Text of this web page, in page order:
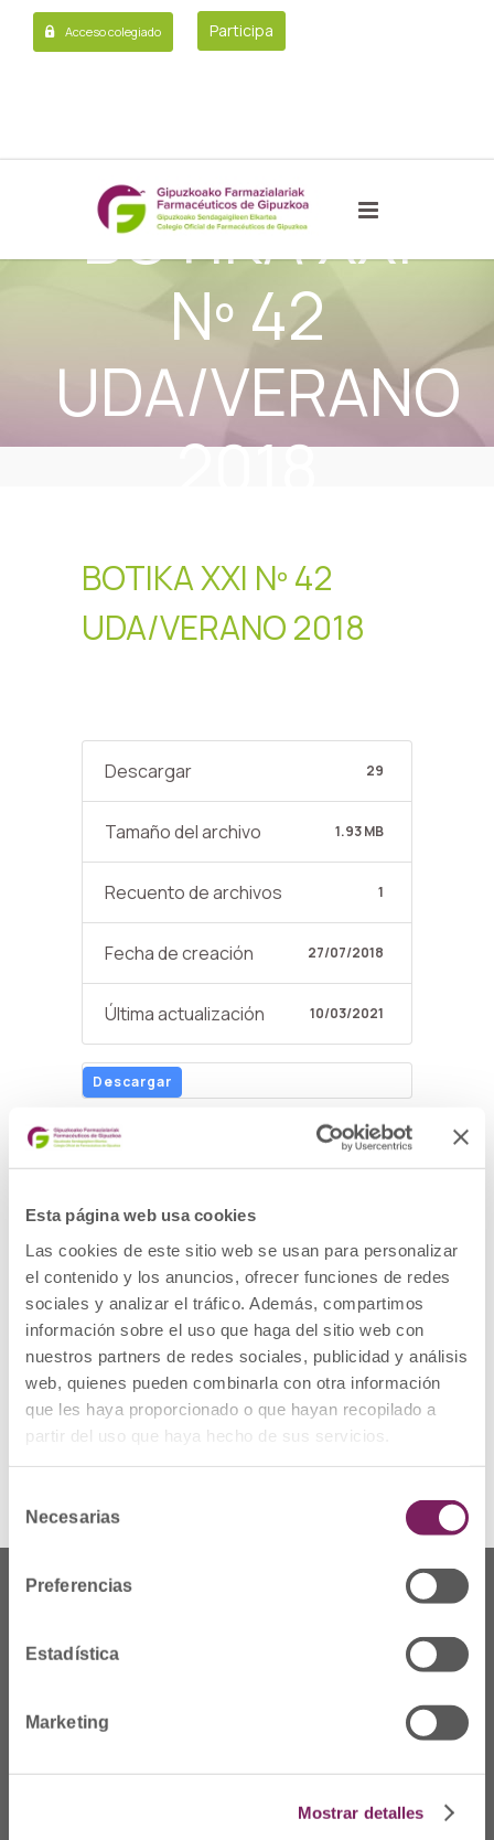
Esta página web usa cookies
Las cookies de este sitio web se usan para personalizar
el contenido y los anuncios, ofrecer funciones de redes
sociales y analizar el tráfico. Además, compartimos
información sobre el uso que haga del sitio web con
nuestros partners de redes sociales, publicidad y análisis
web, quienes pueden combinarla con otra información
que les haya proporcionado o que hayan recopilado a
partir del uso que haya hecho de sus servicios.
consentimiento
Necesarias
Preferencias
Estadística
Marketing
Mostrar detalles
Acceso colegiado Participa
BOTIKA XXI
Nº 42
UDA/VERANO
2018
BOTIKA XXI Nº 42
UDA/VERANO 2018
Descargar 29
Tamaño del archivo 1.93 MB
Recuento de archivos 1
Fecha de creación 27/07/2018
Última actualización 10/03/2021
Descargar
Descripción
Programas: Fundación Hurkoa:
Atención a personas en situación de
fragilidad
Actualidad: Memoria Anual del
Colegio
Entrevista: Miguel Angel
Gastelurrutia, Presidente del COFG